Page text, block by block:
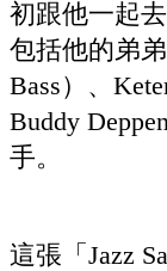
初跟他一起
包括他的弟
Bass）、
Buddy
手。
這張「Jazz